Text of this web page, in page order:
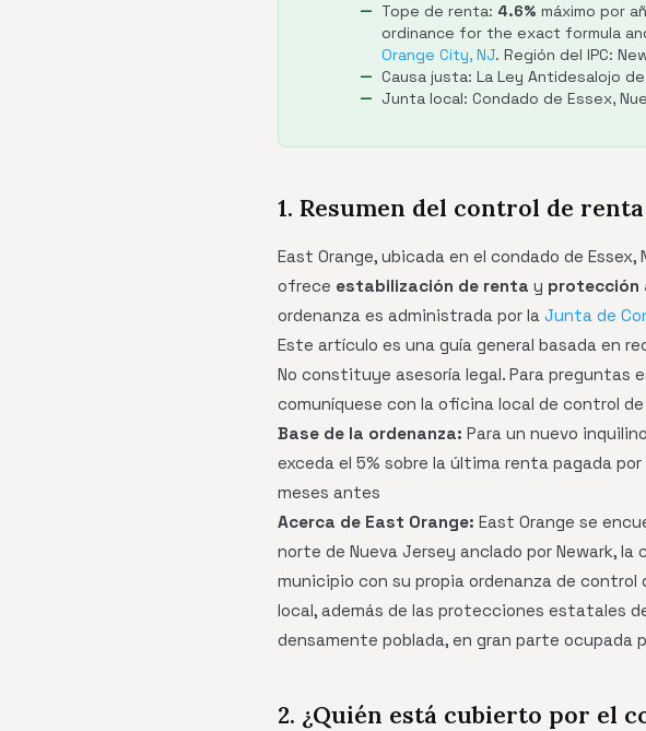
Tope de renta: 4.6% máximo por
ordinance for the exact formula
Orange City, NJ. Región del IPC:
Causa justa: La Ley Antidesalojo
Junta local: Condado de Essex,
1. Resumen del control de
East Orange, ubicada en el condado de
ofrece estabilización de renta y protección
ordenanza es administrada por la Junta de
Este artículo es una guía general basada en
No constituye asesoría legal. Para
comuníquese con la oficina local de control
Base de la ordenanza: Para un nuevo
exceda el 5% sobre la última renta pagada
meses antes
Acerca de East Orange: East Orange se
norte de Nueva Jersey anclado por Newark,
municipio con su propia ordenanza de control
local, además de las protecciones estatales
densamente poblada, en gran parte ocupada
2. ¿Quién está cubierto por el